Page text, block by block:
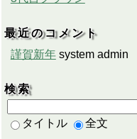
最近のコメント
謹賀新年 system admin
検索
タイトル 全文